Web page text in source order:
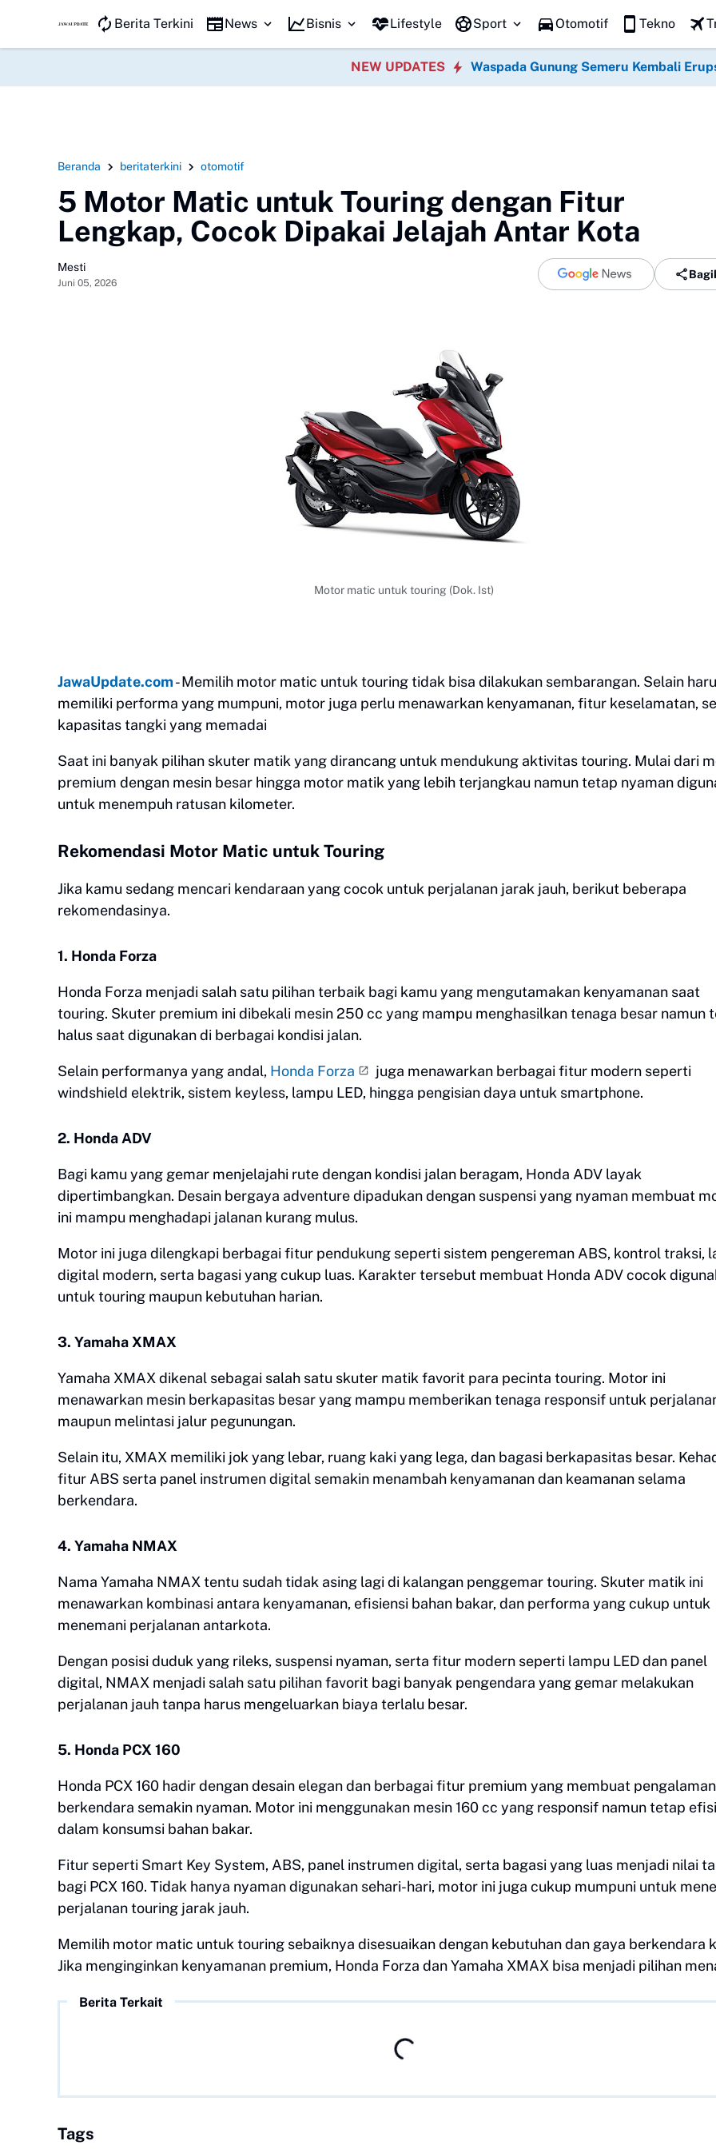
JAWA KILAT
Berita Terkini News Bisnis Lifestyle Sport Otomotif Tekno
NEW UPDATES Waspada Gunung Semeru Kembali
Beranda beritaterkini otomotif
5 Motor Matic untuk Touring dengan Fitur
Lengkap, Cocok Dipakai Jelajah Antar Kota
Mesti
Juni 05, 2026
Motor matic untuk touring (Dok. Ist)
JawaUpdate.com- Memilih motor matic untuk touring tidak bisa dilakukan sembarangan. Selain
memiliki performa yang mumpuni, motor juga perlu menawarkan kenyamanan, fitur keselamatan,
kapasitas tangki yang memadai
Saat ini banyak pilihan skuter matik yang dirancang untuk mendukung aktivitas touring. Mulai dari
premium dengan mesin besar hingga motor matik yang lebih terjangkau namun tetap nyaman
untuk menempuh ratusan kilometer.
Rekomendasi Motor Matic untuk Touring
Jika kamu sedang mencari kendaraan yang cocok untuk perjalanan jarak jauh, berikut beberapa
rekomendasinya.
1. Honda Forza
Honda Forza menjadi salah satu pilihan terbaik bagi kamu yang mengutamakan kenyamanan saat
touring. Skuter premium ini dibekali mesin 250 cc yang mampu menghasilkan tenaga besar namun
halus saat digunakan di berbagai kondisi jalan.
Selain performanya yang andal, Honda Forza
juga menawarkan berbagai fitur modern seperti
windshield elektrik, sistem keyless, lampu LED, hingga pengisian daya untuk smartphone.
2. Honda ADV
Bagi kamu yang gemar menjelajahi rute dengan kondisi jalan beragam, Honda ADV layak
dipertimbangkan. Desain bergaya adventure dipadukan dengan suspensi yang nyaman membuat
ini mampu menghadapi jalanan kurang mulus.
Motor ini juga dilengkapi berbagai fitur pendukung seperti sistem pengereman ABS, kontrol traksi,
digital modern, serta bagasi yang cukup luas. Karakter tersebut membuat Honda ADV cocok
untuk touring maupun kebutuhan harian.
3. Yamaha XMAX
Yamaha XMAX dikenal sebagai salah satu skuter matik favorit para pecinta touring. Motor ini
menawarkan mesin berkapasitas besar yang mampu memberikan tenaga responsif untuk
maupun melintasi jalur pegunungan.
Selain itu, XMAX memiliki jok yang lebar, ruang kaki yang lega, dan bagasi berkapasitas besar.
fitur ABS serta panel instrumen digital semakin menambah kenyamanan dan keamanan selama
berkendara.
4. Yamaha NMAX
Nama Yamaha NMAX tentu sudah tidak asing lagi di kalangan penggemar touring. Skuter matik ini
menawarkan kombinasi antara kenyamanan, efisiensi bahan bakar, dan performa yang cukup untuk
menemani perjalanan antarkota.
Dengan posisi duduk yang rileks, suspensi nyaman, serta fitur modern seperti lampu LED dan panel
digital, NMAX menjadi salah satu pilihan favorit bagi banyak pengendara yang gemar melakukan
perjalanan jauh tanpa harus mengeluarkan biaya terlalu besar.
5. Honda PCX 160
Honda PCX 160 hadir dengan desain elegan dan berbagai fitur premium yang membuat pengalaman
berkendara semakin nyaman. Motor ini menggunakan mesin 160 cc yang responsif namun tetap
dalam konsumsi bahan bakar.
Fitur seperti Smart Key System, ABS, panel instrumen digital, serta bagasi yang luas menjadi nilai
bagi PCX 160. Tidak hanya nyaman digunakan sehari-hari, motor ini juga cukup mumpuni untuk
perjalanan touring jarak jauh.
Memilih motor matic untuk touring sebaiknya disesuaikan dengan kebutuhan dan gaya berkendara
Jika menginginkan kenyamanan premium, Honda Forza dan Yamaha XMAX bisa menjadi pilihan
Berita Terkait
Tags